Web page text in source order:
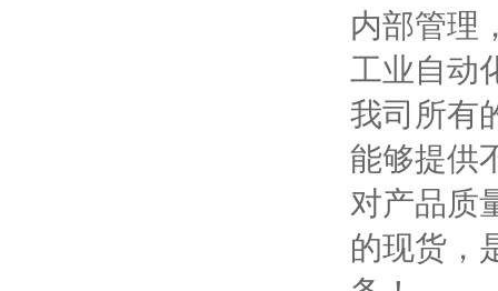
内部管理
工业自动
我司所有
能够提供
对产品质
的现货，